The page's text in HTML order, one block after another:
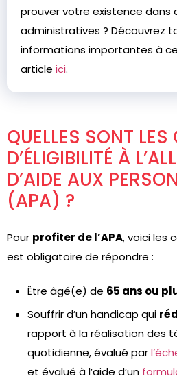
prouver votre existence dans
administratives ? Découvrez
informations importantes à
article ici.
QUELLES SONT
D’ÉLIGIBILITÉ À
D’AIDE AUX
(APA) ?
Pour profiter de l’APA, voici les
est obligatoire de répondre :
Être âgé(e) de 65 ans ou
Souffrir d’un handicap qui
rapport à la réalisation des
quotidienne, évalué par
et évalué à l’aide d’un